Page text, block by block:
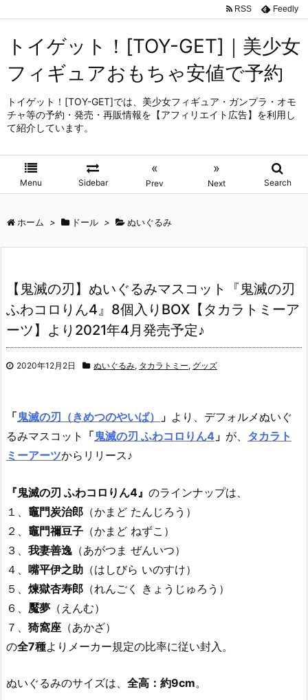
トイゲット！[TOY-GET]｜美少女
フィギュアおもちゃ安値で予約
トイゲット！[TOY-GET]では、美少女フィギュア・ガンプラ・オモ
チャ等の予約・発売・再販情報を【アフィリエイト広告】を利用し
て紹介しています。
Menu Sidebar
«
Prev
»
Next Search
RSS Feedly
ホーム > ドール > ぬいぐるみ
【鬼滅の刃】ぬいぐるみマスコット『鬼滅の刃
ふわコロりん4』8個入りBOX【タカラトミーア
ーツ】より2021年4月発売予定♪
2020年12月2日 ぬいぐるみ, タカラトミー, グッズ
「鬼滅の刃（きめつのやいば） 」 より、 デフォルメぬいぐ
るみマスコット
「鬼滅の刃 ふわコロりん4 」 が、 タカラト
ミーアーツからリリース♪
『鬼滅の刃 ふわコロりん4』 のラインナップは、
１、 竈門炭治郎 （かまど たんじろう）
２、 竈門禰豆子 （かまど ねずこ）
３、 我妻善逸 （あがつま ぜんいつ）
４、 嘴平伊之助 （はしびら いのすけ）
５、 煉獄杏寿郎 （れんごく きょうじゅろう）
６、 魘夢 （えんむ）
７、 猗窩座 （あかざ）
の全7種よりメーカー規定の比率に従い封入。
ぬいぐるみのサイズは、 全高：約9cm。